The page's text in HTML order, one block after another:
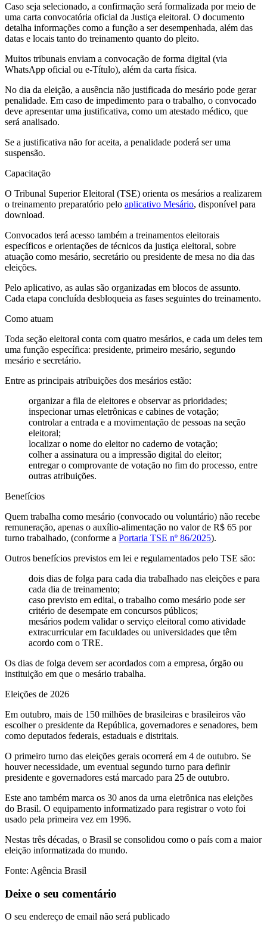
Caso seja selecionado, a confirmação será formalizada por meio de
uma carta convocatória oficial da Justiça eleitoral. O documento
detalha informações como a função a ser desempenhada, além das
datas e locais tanto do treinamento quanto do pleito.
Muitos tribunais enviam a convocação de forma digital (via
WhatsApp oficial ou e-Título), além da carta física.
No dia da eleição, a ausência não justificada do mesário pode gerar
penalidade. Em caso de impedimento para o trabalho, o convocado
deve apresentar uma justificativa, como um atestado médico, que
será analisado.
Se a justificativa não for aceita, a penalidade poderá ser uma
suspensão.
Capacitação
O Tribunal Superior Eleitoral (TSE) orienta os mesários a realizarem
o treinamento preparatório pelo aplicativo Mesário, disponível para
download.
Convocados terá acesso também a treinamentos eleitorais
específicos e orientações de técnicos da justiça eleitoral, sobre
atuação como mesário, secretário ou presidente de mesa no dia das
eleições.
Pelo aplicativo, as aulas são organizadas em blocos de assunto.
Cada etapa concluída desbloqueia as fases seguintes do treinamento.
Como atuam
Toda seção eleitoral conta com quatro mesários, e cada um deles tem
uma função específica: presidente, primeiro mesário, segundo
mesário e secretário.
Entre as principais atribuições dos mesários estão:
organizar a fila de eleitores e observar as prioridades;
inspecionar urnas eletrônicas e cabines de votação;
controlar a entrada e a movimentação de pessoas na seção
eleitoral;
localizar o nome do eleitor no caderno de votação;
colher a assinatura ou a impressão digital do eleitor;
entregar o comprovante de votação no fim do processo, entre
outras atribuições.
Benefícios
Quem trabalha como mesário (convocado ou voluntário) não recebe
remuneração, apenas o auxílio-alimentação no valor de R$ 65 por
turno trabalhado, (conforme a Portaria TSE nº 86/2025).
Outros benefícios previstos em lei e regulamentados pelo TSE são:
dois dias de folga para cada dia trabalhado nas eleições e para
cada dia de treinamento;
caso previsto em edital, o trabalho como mesário pode ser
critério de desempate em concursos públicos;
mesários podem validar o serviço eleitoral como atividade
extracurricular em faculdades ou universidades que têm
acordo com o TRE.
Os dias de folga devem ser acordados com a empresa, órgão ou
instituição em que o mesário trabalha.
Eleições de 2026
Em outubro, mais de 150 milhões de brasileiras e brasileiros vão
escolher o presidente da República, governadores e senadores, bem
como deputados federais, estaduais e distritais.
O primeiro turno das eleições gerais ocorrerá em 4 de outubro. Se
houver necessidade, um eventual segundo turno para definir
presidente e governadores está marcado para 25 de outubro.
Este ano também marca os 30 anos da urna eletrônica nas eleições
do Brasil. O equipamento informatizado para registrar o voto foi
usado pela primeira vez em 1996.
Nestas três décadas, o Brasil se consolidou como o país com a maior
eleição informatizada do mundo.
Fonte: Agência Brasil
Deixe o seu comentário
O seu endereço de email não será publicado